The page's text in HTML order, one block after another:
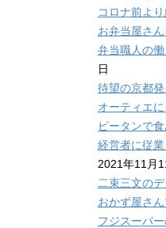
コロナ前よ
お弁当屋さ
弁当職人の
日
待望の京都
オーティエ
ピータンで
経営者に従
2021年11月
二束三文の
おかず屋さ
フジスーパ